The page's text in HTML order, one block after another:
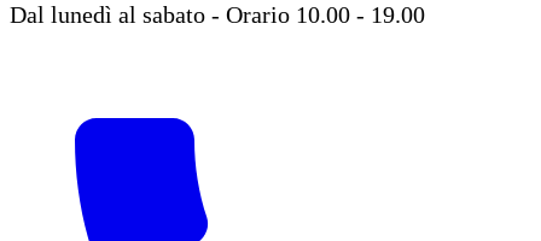
Dal lunedì al sabato - Orario 10.00 - 19.00